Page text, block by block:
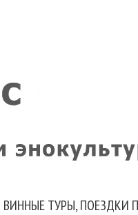
ТУРЫ,